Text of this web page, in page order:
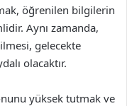
öğrenilen bilgilerin
Aynı zamanda,
gelecekte
olacaktır.
yüksek tutmak ve